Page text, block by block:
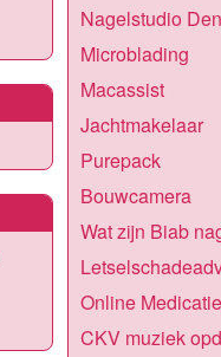
Nagelstudio
Microblading
Macassist
Jachtmakelaar
Purepack
Bouwcamera
Wat zijn Biab
Online
CKV muziek